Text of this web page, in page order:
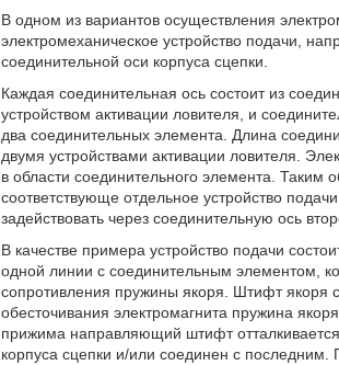
В одном из вариантов осуществления
электромеханическое устройство подачи,
соединительной оси корпуса сцепки.
Каждая соединительная ось состоит из
устройством активации ловителя, и
два соединительных элемента. Длина
двумя устройствами активации ловителя.
в области соединительного элемента. Таким
соответствующе отдельное устройство
задействовать через соединительную ось
В качестве примера устройство подачи
одной линии с соединительным элементом,
сопротивления пружины якоря. Штифт якоря
обесточивания электромагнита пружина
прижима направляющий штифт
корпуса сцепки и/или соединен с